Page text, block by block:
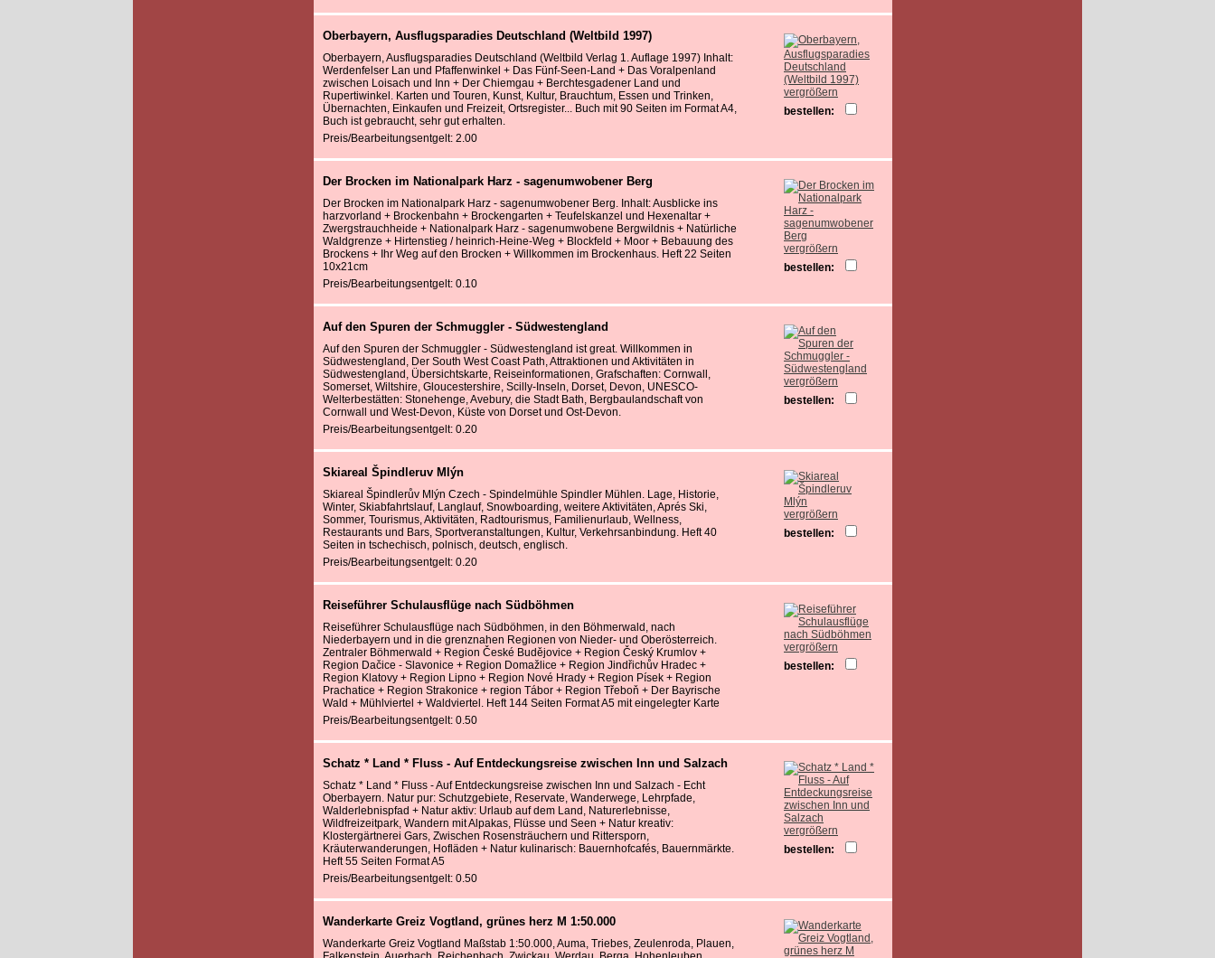
Oberbayern, Ausflugsparadies Deutschland (Weltbild 1997)
Oberbayern, Ausflugsparadies Deutschland (Weltbild Verlag 1. Auflage 1997) Inhalt:
Werdenfelser Lan und Pfaffenwinkel + Das Fünf-Seen-Land + Das Voralpenland
zwischen Loisach und Inn + Der Chiemgau + Berchtesgadener Land und
Rupertiwinkel. Karten und Touren, Kunst, Kultur, Brauchtum, Essen und Trinken,
Übernachten, Einkaufen und Freizeit, Ortsregister... Buch mit 90 Seiten im Format A4,
Buch ist gebraucht, sehr gut erhalten.
Preis/Bearbeitungsentgelt: 2.00
vergrößern
bestellen:
Der Brocken im Nationalpark Harz - sagenumwobener Berg
Der Brocken im Nationalpark Harz - sagenumwobener Berg. Inhalt: Ausblicke ins
harzvorland + Brockenbahn + Brockengarten + Teufelskanzel und Hexenaltar +
Zwergstrauchheide + Nationalpark Harz - sagenumwobene Bergwildnis + Natürliche
Waldgrenze + Hirtenstieg / heinrich-Heine-Weg + Blockfeld + Moor + Bebauung des
Brockens + Ihr Weg auf den Brocken + Willkommen im Brockenhaus. Heft 22 Seiten
10x21cm
Preis/Bearbeitungsentgelt: 0.10
vergrößern
bestellen:
Auf den Spuren der Schmuggler - Südwestengland
Auf den Spuren der Schmuggler - Südwestengland ist great. Willkommen in
Südwestengland, Der South West Coast Path, Attraktionen und Aktivitäten in
Südwestengland, Übersichtskarte, Reiseinformationen, Grafschaften: Cornwall,
Somerset, Wiltshire, Gloucestershire, Scilly-Inseln, Dorset, Devon, UNESCO-
Welterbestätten: Stonehenge, Avebury, die Stadt Bath, Bergbaulandschaft von
Cornwall und West-Devon, Küste von Dorset und Ost-Devon.
Preis/Bearbeitungsentgelt: 0.20
vergrößern
bestellen:
Skiareal Špindleruv Mlýn
Skiareal Špindlerův Mlýn Czech - Spindelmühle Spindler Mühlen. Lage, Historie,
Winter, Skiabfahrtslauf, Langlauf, Snowboarding, weitere Aktivitäten, Aprés Ski,
Sommer, Tourismus, Aktivitäten, Radtourismus, Familienurlaub, Wellness,
Restaurants und Bars, Sportveranstaltungen, Kultur, Verkehrsanbindung. Heft 40
Seiten in tschechisch, polnisch, deutsch, englisch.
Preis/Bearbeitungsentgelt: 0.20
vergrößern
bestellen:
Reiseführer Schulausflüge nach Südböhmen
Reiseführer Schulausflüge nach Südböhmen, in den Böhmerwald, nach
Niederbayern und in die grenznahen Regionen von Nieder- und Oberösterreich.
Zentraler Böhmerwald + Region České Budějovice + Region Český Krumlov +
Region Dačice - Slavonice + Region Domažlice + Region Jindřichův Hradec +
Region Klatovy + Region Lipno + Region Nové Hrady + Region Písek + Region
Prachatice + Region Strakonice + region Tábor + Region Třeboň + Der Bayrische
Wald + Mühlviertel + Waldviertel. Heft 144 Seiten Format A5 mit eingelegter Karte
Preis/Bearbeitungsentgelt: 0.50
vergrößern
bestellen:
Schatz * Land * Fluss - Auf Entdeckungsreise zwischen Inn und Salzach
Schatz * Land * Fluss - Auf Entdeckungsreise zwischen Inn und Salzach - Echt
Oberbayern. Natur pur: Schutzgebiete, Reservate, Wanderwege, Lehrpfade,
Walderlebnispfad + Natur aktiv: Urlaub auf dem Land, Naturerlebnisse,
Wildfreizeitpark, Wandern mit Alpakas, Flüsse und Seen + Natur kreativ:
Klostergärtnerei Gars, Zwischen Rosensträuchern und Rittersporn,
Kräuterwanderungen, Hofläden + Natur kulinarisch: Bauernhofcafés, Bauernmärkte.
Heft 55 Seiten Format A5
Preis/Bearbeitungsentgelt: 0.50
vergrößern
bestellen:
Wanderkarte Greiz Vogtland, grünes herz M 1:50.000
Wanderkarte Greiz Vogtland Maßstab 1:50.000, Auma, Triebes, Zeulenroda, Plauen,